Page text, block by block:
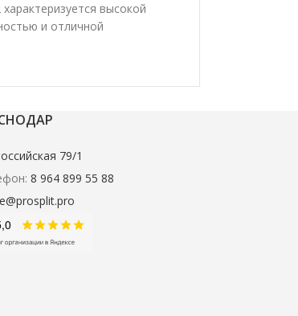
характеризуется высокой
и отличной
79/1
8 964 899 55 88